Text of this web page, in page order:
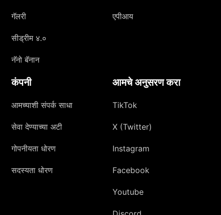
गॅलरी
सीड्रीम ४.०
नॅनो बॅनान
एपीआय
कंपनी
आमच्याशी संपर्क साधा
सेवा देण्याच्या अटी
गोपनीयता धोरण
सदस्यता धोरण
आमचे अनुसरण करा
TikTok
X (Twitter)
Instagram
Facebook
Youtube